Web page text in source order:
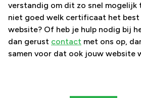
verstandig om dit zo snel mogelijk
niet goed welk certificaat het
website? Of heb je hulp nodig bij
dan gerust contact met ons op,
samen voor dat ook jouw website